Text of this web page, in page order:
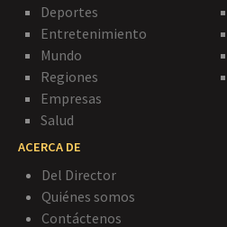
Deportes
Entretenimiento
Mundo
Regiones
Empresas
Salud
ACERCA DE
Del Director
Quiénes somos
Contáctenos